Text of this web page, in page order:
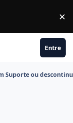
×
Entre
Suporte ou